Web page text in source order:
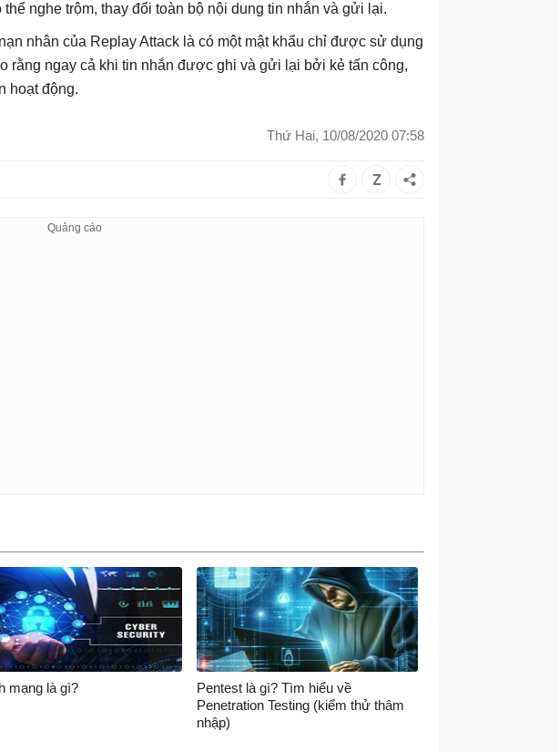
nghe trộm, thay đổi toàn bộ nội dung tin nhắn và gửi lại.
nhân của Replay Attack là có một mật khẩu chỉ được sử dụng
rằng ngay cả khi tin nhắn được ghi và gửi lại bởi kẻ tấn công,
hoạt động.
Thứ Hai, 10/08/2020 07:58
mạng là gì?
Pentest là gì? Tìm hiểu về
Penetration Testing (kiểm thử thâm
nhập)